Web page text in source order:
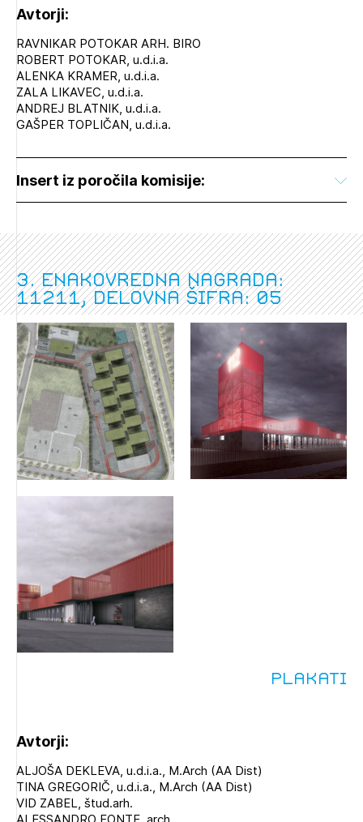
Avtorji:
RAVNIKAR POTOKAR ARH. BIRO
ROBERT POTOKAR, u.d.i.a.
ALENKA KRAMER, u.d.i.a.
ZALA LIKAVEC, u.d.i.a.
ANDREJ BLATNIK, u.d.i.a.
GAŠPER TOPLIČAN, u.d.i.a.
Insert iz poročila komisije:
3. enakovredna nagrada:
11211, delovna šifra: 05
Plakati
Avtorji:
ALJOŠA DEKLEVA, u.d.i.a., M.Arch (AA Dist)
TINA GREGORIČ, u.d.i.a., M.Arch (AA Dist)
VID ZABEL, štud.arh.